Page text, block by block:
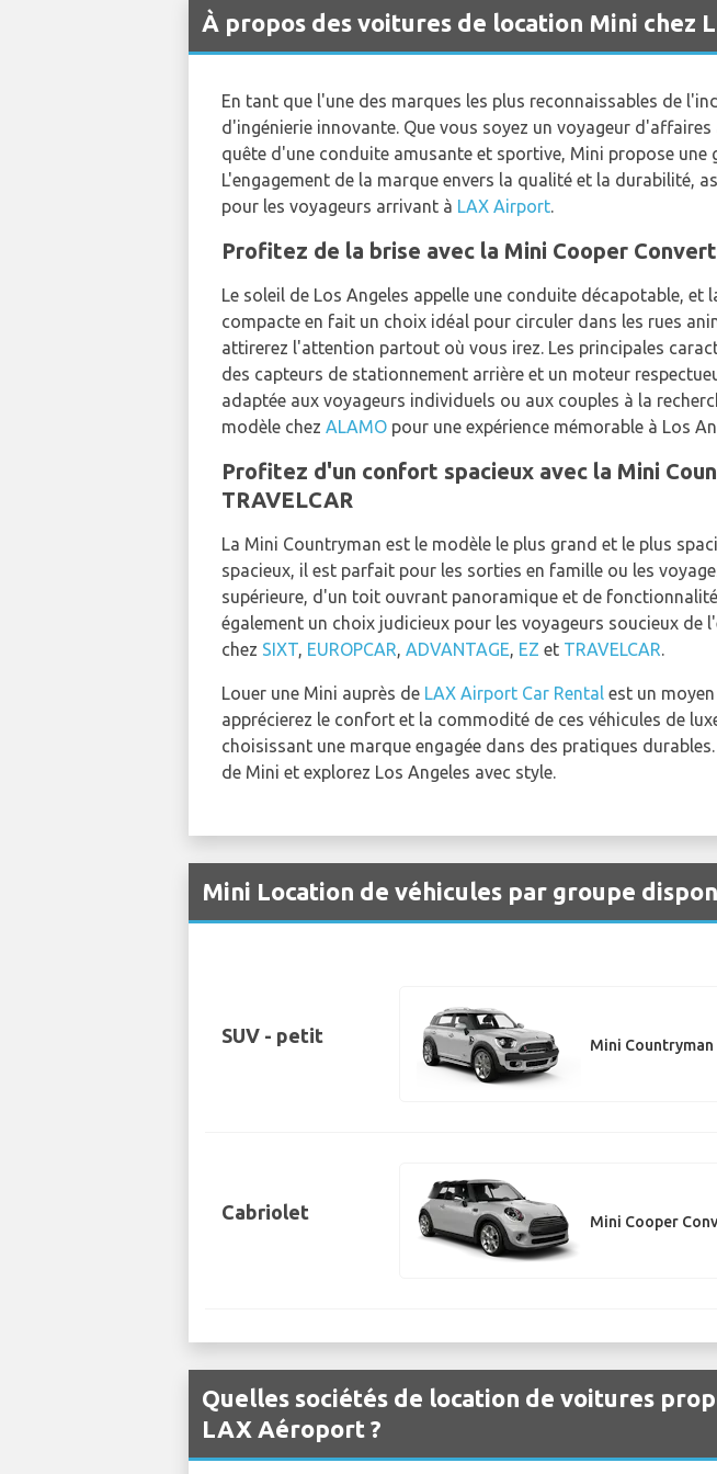
À propos des voitures de location Mini chez
En tant que l'une des marques les plus reconnaissables de
d'ingénierie innovante. Que vous soyez un voyageur
quête d'une conduite amusante et sportive, Mini propose
L'engagement de la marque envers la qualité et la durabilité,
pour les voyageurs arrivant à LAX Airport.
Profitez de la brise avec la Mini Cooper
Le soleil de Los Angeles appelle une conduite décapotable,
compacte en fait un choix idéal pour circuler dans les rues
attirerez l'attention partout où vous irez. Les principales
des capteurs de stationnement arrière et un moteur
adaptée aux voyageurs individuels ou aux couples à la
modèle chez ALAMO pour une expérience mémorable à Los
Profitez d'un confort spacieux avec la Mini
TRAVELCAR
La Mini Countryman est le modèle le plus grand et le plus
spacieux, il est parfait pour les sorties en famille ou les
supérieure, d'un toit ouvrant panoramique et de
également un choix judicieux pour les voyageurs soucieux
chez SIXT, EUROPCAR, ADVANTAGE, EZ et TRAVELCAR.
Louer une Mini auprès de LAX Airport Car Rental est un
apprécierez le confort et la commodité de ces véhicules de
choisissant une marque engagée dans des pratiques
de Mini et explorez Los Angeles avec style.
Mini Location de véhicules par groupe
SUV - petit Mini Countryman
Cabriolet Mini Cooper
Quelles sociétés de location de voitures
LAX Aéroport ?